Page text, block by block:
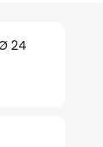
24